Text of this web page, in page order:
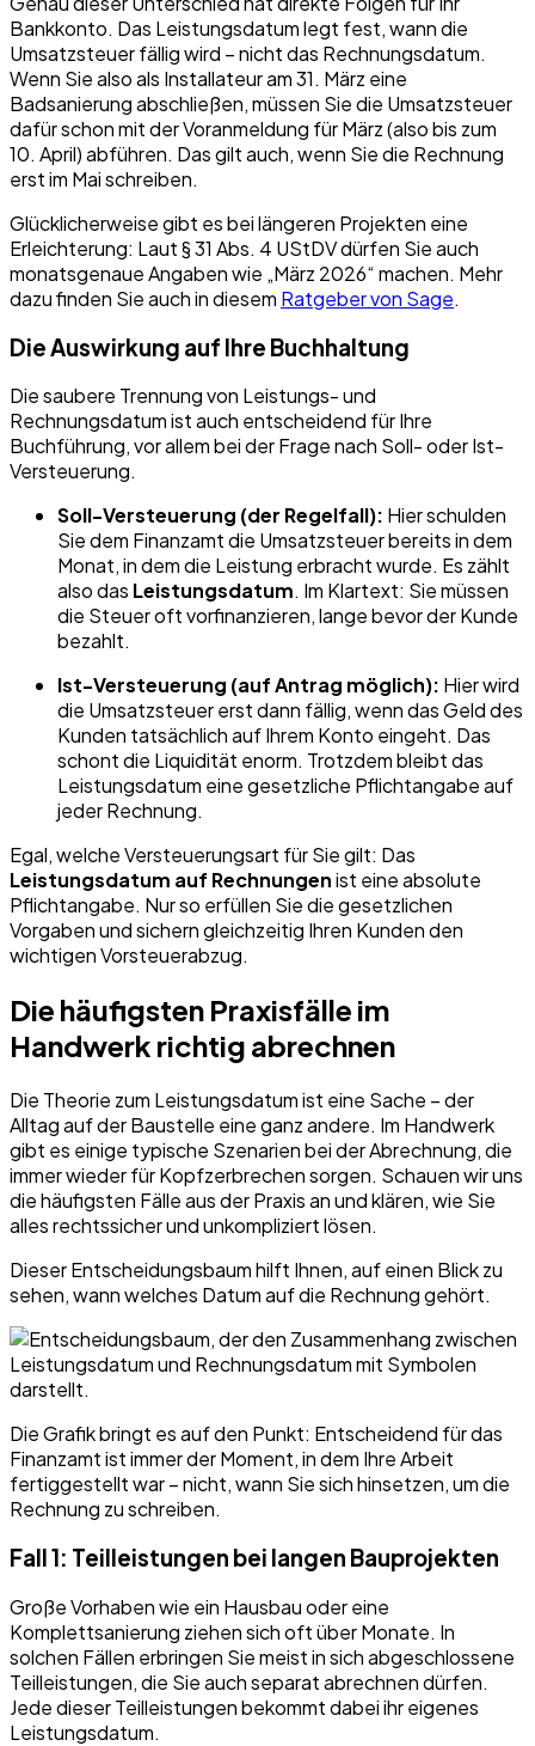
Bankkonto. Das Leistungsdatum legt fest, wann die
Umsatzsteuer fällig wird – nicht das Rechnungsdatum.
Wenn Sie also als Installateur am 31. März eine
Badsanierung abschließen, müssen Sie die Umsatzsteuer
dafür schon mit der Voranmeldung für März (also bis zum
10. April) abführen. Das gilt auch, wenn Sie die Rechnung
erst im Mai schreiben.
Glücklicherweise gibt es bei längeren Projekten eine
Erleichterung: Laut § 31 Abs. 4 UStDV dürfen Sie auch
monatsgenaue Angaben wie „März 2026“ machen. Mehr
dazu finden Sie auch in diesem Ratgeber von Sage.
Die Auswirkung auf Ihre Buchhaltung
Die saubere Trennung von Leistungs- und
Rechnungsdatum ist auch entscheidend für Ihre
Buchführung, vor allem bei der Frage nach Soll- oder Ist-
Versteuerung.
Soll-Versteuerung (der Regelfall): Hier schulden
Sie dem Finanzamt die Umsatzsteuer bereits in dem
Monat, in dem die Leistung erbracht wurde. Es zählt
also das Leistungsdatum. Im Klartext: Sie müssen
die Steuer oft vorfinanzieren, lange bevor der Kunde
bezahlt.
Ist-Versteuerung (auf Antrag möglich): Hier wird
die Umsatzsteuer erst dann fällig, wenn das Geld des
Kunden tatsächlich auf Ihrem Konto eingeht. Das
schont die Liquidität enorm. Trotzdem bleibt das
Leistungsdatum eine gesetzliche Pflichtangabe auf
jeder Rechnung.
Egal, welche Versteuerungsart für Sie gilt: Das
Leistungsdatum auf Rechnungenist eine absolute
Pflichtangabe. Nur so erfüllen Sie die gesetzlichen
Vorgaben und sichern gleichzeitig Ihren Kunden den
wichtigen Vorsteuerabzug.
Die häufigsten Praxisfälle im
Handwerk richtig abrechnen
Die Theorie zum Leistungsdatum ist eine Sache – der
Alltag auf der Baustelle eine ganz andere. Im Handwerk
gibt es einige typische Szenarien bei der Abrechnung, die
immer wieder für Kopfzerbrechen sorgen. Schauen wir uns
die häufigsten Fälle aus der Praxis an und klären, wie Sie
alles rechtssicher und unkompliziert lösen.
Dieser Entscheidungsbaum hilft Ihnen, auf einen Blick zu
sehen, wann welches Datum auf die Rechnung gehört.
Die Grafik bringt es auf den Punkt: Entscheidend für das
Finanzamt ist immer der Moment, in dem Ihre Arbeit
fertiggestellt war – nicht, wann Sie sich hinsetzen, um die
Rechnung zu schreiben.
Fall 1: Teilleistungen bei langen Bauprojekten
Große Vorhaben wie ein Hausbau oder eine
Komplettsanierung ziehen sich oft über Monate. In
solchen Fällen erbringen Sie meist in sich abgeschlossene
Teilleistungen, die Sie auch separat abrechnen dürfen.
Jede dieser Teilleistungen bekommt dabei ihr eigenes
Leistungsdatum.